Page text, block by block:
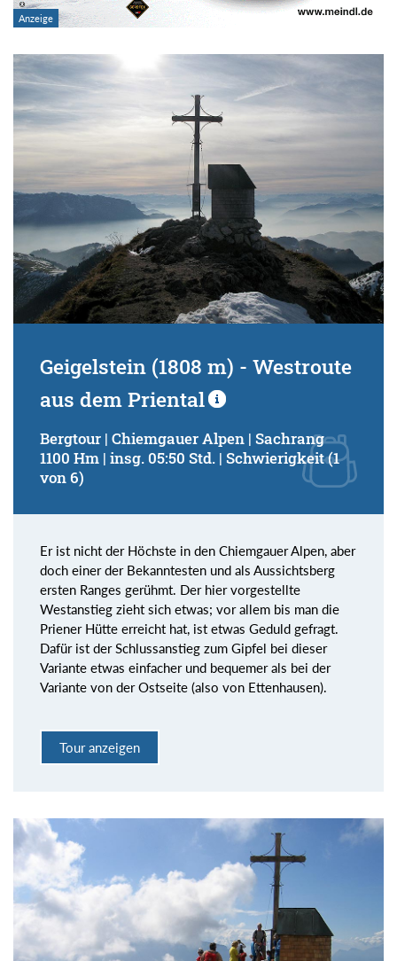
Geigelstein (1808 m) - Westroute
aus dem Priental
Bergtour | Chiemgauer Alpen | Sachrang
1100 Hm | insg. 05:50 Std. | Schwierigkeit (1
von 6)
Er ist nicht der Höchste in den Chiemgauer Alpen, aber
doch einer der Bekanntesten und als Aussichtsberg
ersten Ranges gerühmt. Der hier vorgestellte
Westanstieg zieht sich etwas; vor allem bis man die
Priener Hütte erreicht hat, ist etwas Geduld gefragt.
Dafür ist der Schlussanstieg zum Gipfel bei dieser
Variante etwas einfacher und bequemer als bei der
Variante von der Ostseite (also von Ettenhausen).
Tour anzeigen